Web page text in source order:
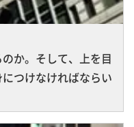
か。そして、上を目
つけなければならい